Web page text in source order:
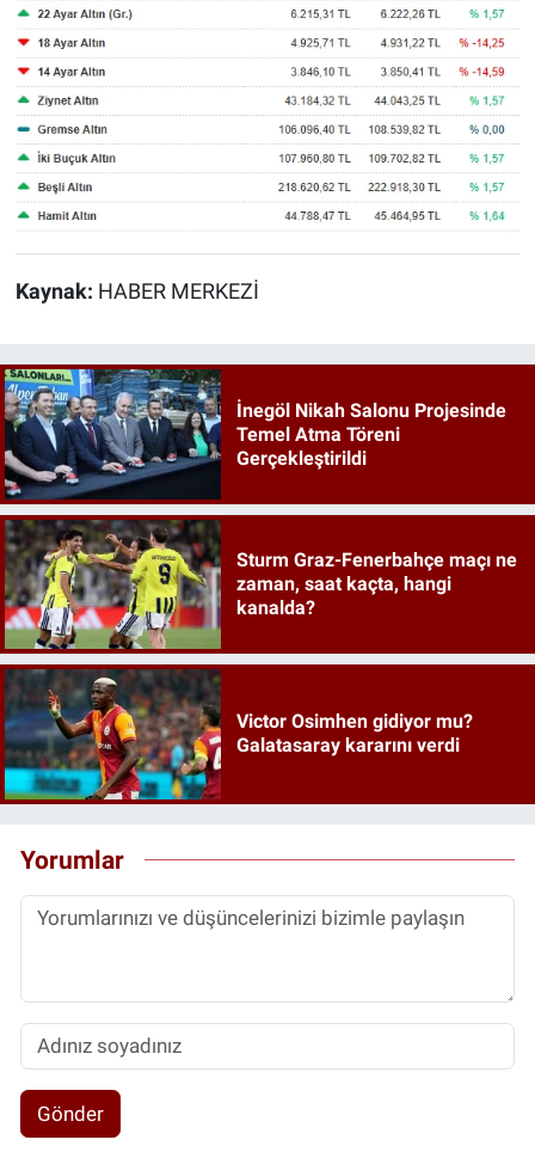
Kaynak: HABER MERKEZİ
İnegöl Nikah Salonu Projesinde
Temel Atma Töreni
Gerçekleştirildi
Sturm Graz-Fenerbahçe maçı ne
zaman, saat kaçta, hangi
kanalda?
Victor Osimhen gidiyor mu?
Galatasaray kararını verdi
Yorumlar
Gönder